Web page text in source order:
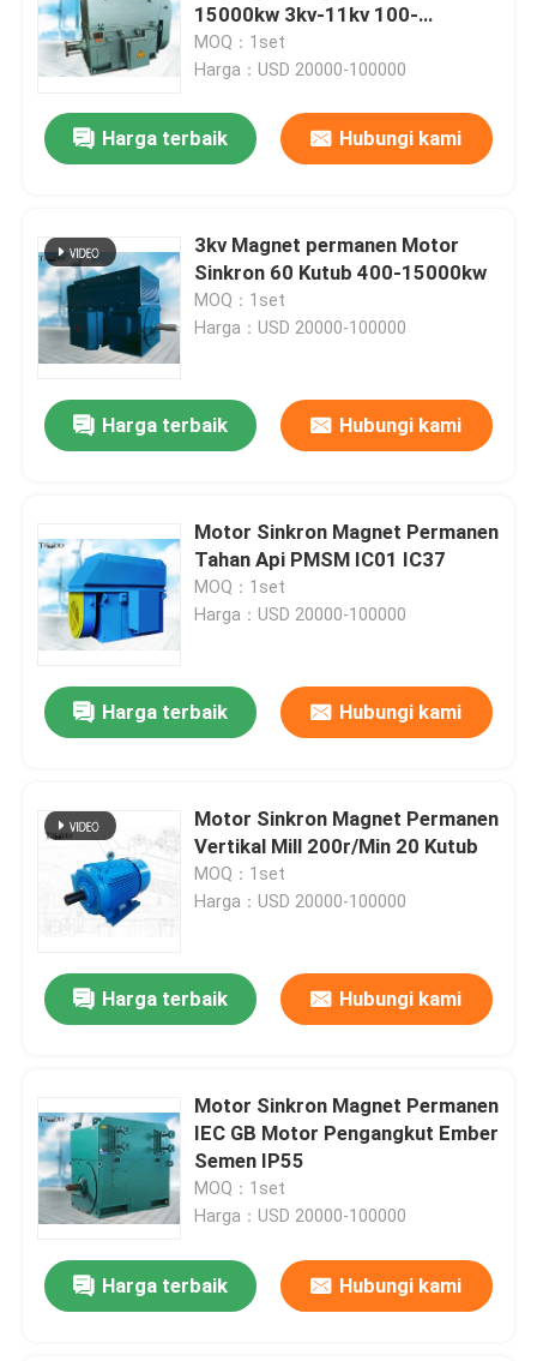
15000kw 3kv-11kv 100-
300r/menit
MOQ：1set
Harga：USD 20000-100000
Harga terbaik Hubungi kami
3kv Magnet permanen Motor
Sinkron 60 Kutub 400-15000kw
MOQ：1set
Harga：USD 20000-100000
Harga terbaik Hubungi kami
Motor Sinkron Magnet Permanen
Tahan Api PMSM IC01 IC37
MOQ：1set
Harga：USD 20000-100000
Harga terbaik Hubungi kami
Motor Sinkron Magnet Permanen
Vertikal Mill 200r/Min 20 Kutub
MOQ：1set
Harga：USD 20000-100000
Harga terbaik Hubungi kami
Motor Sinkron Magnet Permanen
IEC GB Motor Pengangkut Ember
Semen IP55
MOQ：1set
Harga：USD 20000-100000
Harga terbaik Hubungi kami